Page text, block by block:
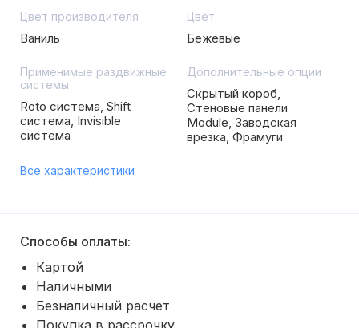
Цвет производителя
Ваниль
Цвет
Бежевые
Применимые раздвижные
системы
Roto система, Shift
система, Invisible
система
Дополнительные опции
Скрытый короб,
Стеновые панели
Module, Заводская
врезка, Фрамуги
Все характеристики
Способы оплаты:
Картой
Наличными
Безналичный расчет
Покупка в рассрочку